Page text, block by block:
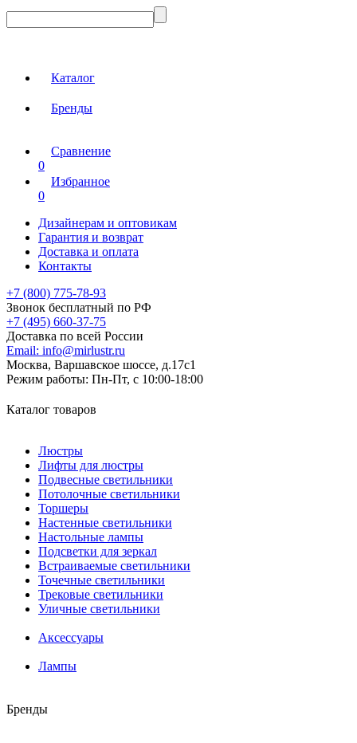
Каталог
Бренды
Сравнение
0
Избранное
0
Дизайнерам и оптовикам
Гарантия и возврат
Доставка и оплата
Контакты
+7 (800) 775-78-93
Звонок бесплатный по РФ
+7 (495) 660-37-75
Доставка по всей России
Email: info@mirlustr.ru
Москва, Варшавское шоссе, д.17c1
Режим работы: Пн-Пт, с 10:00-18:00
Каталог товаров
Люстры
Лифты для люстры
Подвесные светильники
Потолочные светильники
Торшеры
Настенные светильники
Настольные лампы
Подсветки для зеркал
Встраиваемые светильники
Точечные светильники
Трековые светильники
Уличные светильники
Аксессуары
Лампы
Бренды